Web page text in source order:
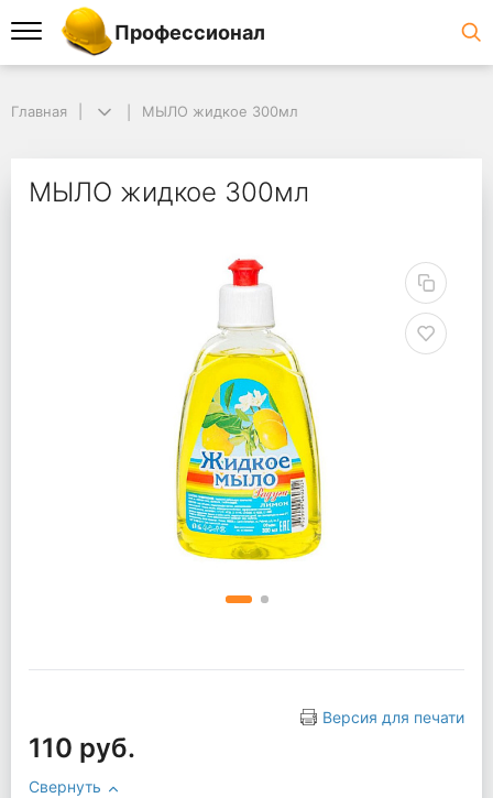
Профессионал
Главная МЫЛО жидкое 300мл
МЫЛО жидкое 300мл
Версия для печати
110 руб.
Свернуть